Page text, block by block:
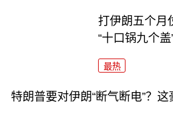
打伊朗五个月
“十口锅九个盖
最热
特朗普要对伊朗“断气断电”？